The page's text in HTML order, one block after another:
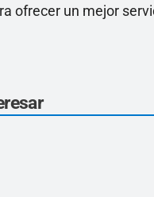
ofrecer un mejor